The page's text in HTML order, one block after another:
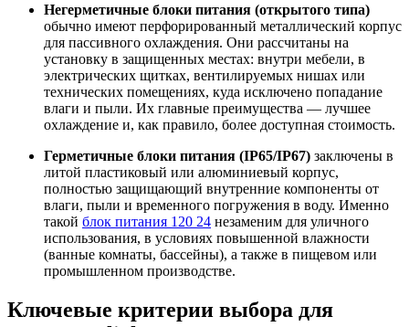
Негерметичные блоки питания (открытого типа)
обычно имеют перфорированный металлический корпус
для пассивного охлаждения. Они рассчитаны на
установку в защищенных местах: внутри мебели, в
электрических щитках, вентилируемых нишах или
технических помещениях, куда исключено попадание
влаги и пыли. Их главные преимущества — лучшее
охлаждение и, как правило, более доступная стоимость.
Герметичные блоки питания (IP65/IP67) заключены в
литой пластиковый или алюминиевый корпус,
полностью защищающий внутренние компоненты от
влаги, пыли и временного погружения в воду. Именно
такой блок питания 120 24 незаменим для уличного
использования, в условиях повышенной влажности
(ванные комнаты, бассейны), а также в пищевом или
промышленном производстве.
Ключевые критерии выбора для